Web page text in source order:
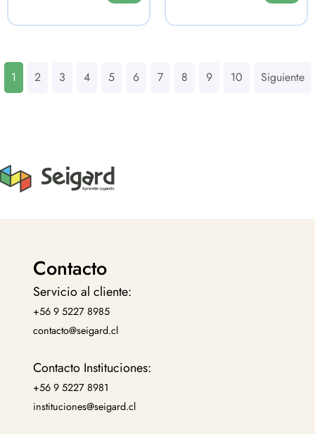
1 2 3 4 5 6 7 8 9 10 Siguiente
Contacto
Servicio al cliente:
+56 9 5227 8985
contacto@seigard.cl
Contacto Instituciones:
+56 9 5227 8981
instituciones@seigard.cl